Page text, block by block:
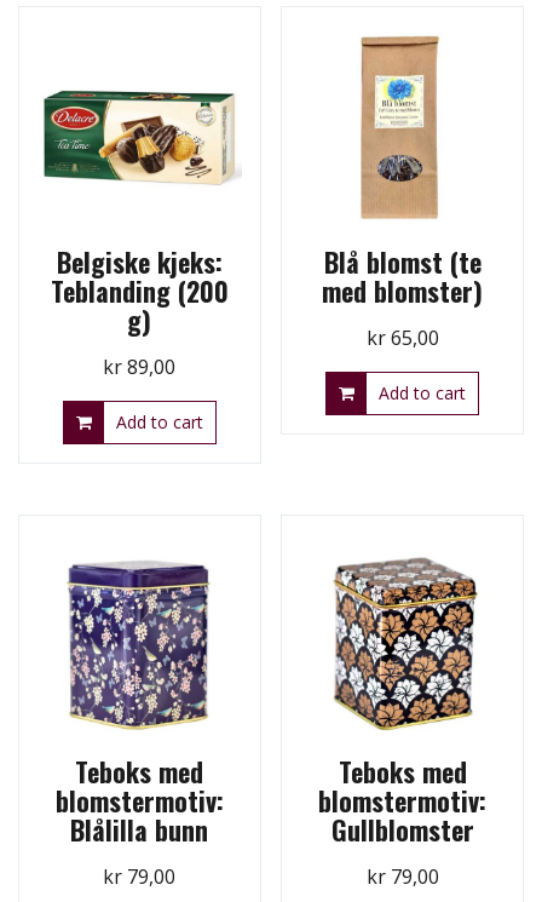
Belgiske kjeks:
Teblanding (200
g)
kr89,00
Add to cart
Blå blomst (te
med blomster)
kr65,00
Add to cart
Teboks med
blomstermotiv:
Blålilla bunn
kr 79,00
Teboks med
blomstermotiv:
Gullblomster
kr79,00